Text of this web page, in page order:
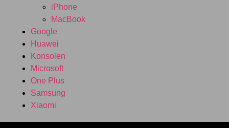
iPhone
MacBook
Google
Huawei
Konsolen
Microsoft
One Plus
Samsung
Xiaomi